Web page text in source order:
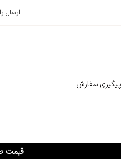
ارسال
پیگیری سفارش
قیمت طلای 18 عیار